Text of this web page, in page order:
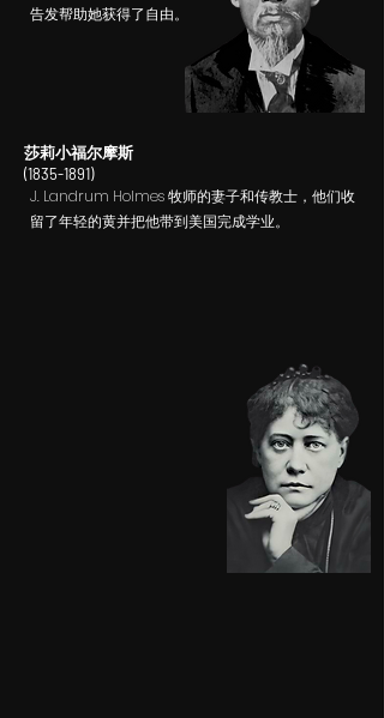
告发帮助她获得了自由。
莎莉小福尔摩斯
(1835-1891)
J. Landrum Holmes 牧师的妻子和传教士，他们收
留了年轻的黄并把他带到美国完成学业。